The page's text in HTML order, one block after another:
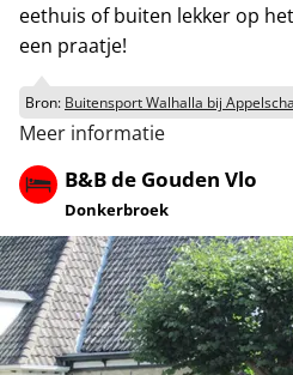
eethuis of buiten lekker op
een praatje!
Bron: Buitensport Walhalla bij Appelscha
Meer informatie
B&B de Gouden Vlo
Donkerbroek